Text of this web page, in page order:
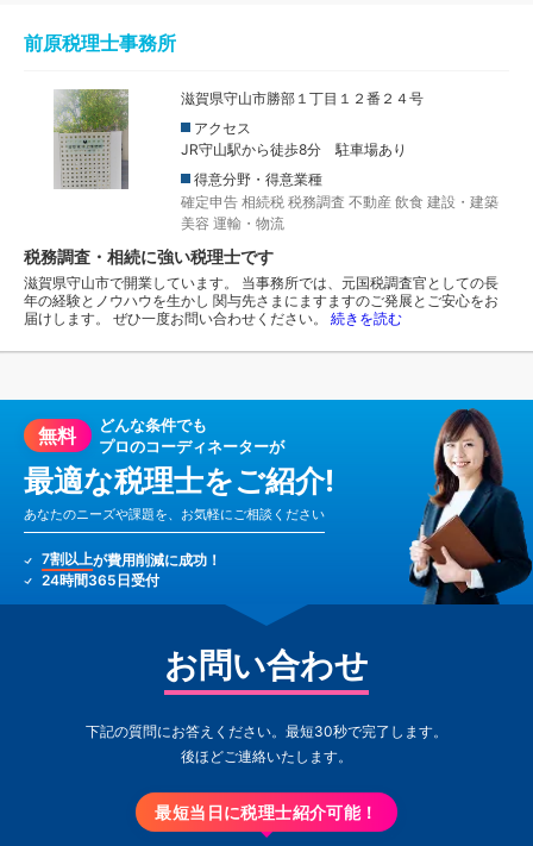
前原税理士事務所
滋賀県守山市勝部１丁目１２番２４号
アクセス
JR守山駅から徒歩8分 駐車場あり
得意分野・得意業種
確定申告 相続税 税務調査 不動産 飲食 建設・建築
美容 運輸・物流
税務調査・相続に強い税理士です
滋賀県守山市で開業しています。 当事務所では、元国税調査官としての長
年の経験とノウハウを生かし 関与先さまにますますのご発展とご安心をお
届けします。 ぜひ一度お問い合わせください。 続きを読む
無料
どんな条件でも
プロのコーディネーターが
最適な税理士をご紹介!
あなたのニーズや課題を、お気軽にご相談ください
7割以上が費用削減に成功！
24時間365日受付
お問い合わせ
下記の質問にお答えください。最短30秒で完了します。
後ほどご連絡いたします。
最短当日に税理士紹介可能！